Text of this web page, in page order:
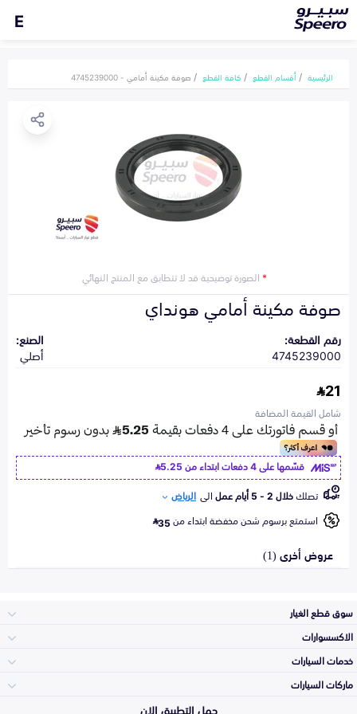
E
الرئيسية أقسام القطع كافة القطع صوفة مكينة أمامي - 4745239000
*الصورة توضيحية قد لا تتطابق مع المنتج النهائي
صوفة مكينة أمامي هونداي
رقم القطعة:
4745239000
الصنع:
أصلي
21
شامل القيمة المضافة
قسّمها على 4 دفعات ابتداء من
5.25
تصلكخلال 2 - 5 أيام عمل الى الرياض
استمتع برسوم شحن مخفضة ابتداء من35
عروض أخرى (1)
سوق قطع الغيار
الاكسسوارات
خدمات السيارات
الأكثر مبيعاً
ماركات السيارات
حمل التطبيق الان